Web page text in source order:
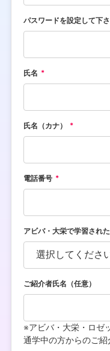
パスワードを設定して下
氏名
氏名（カナ）
電話番号
アビバ・大栄で学習され
ご紹介者氏名（任意）
※アビバ・大栄・ロゼ
通学中の方からのご